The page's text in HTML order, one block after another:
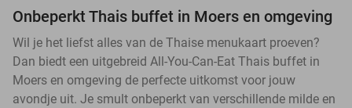
Onbeperkt Thais buffet in Moers en omgeving
Wil je het liefst alles van de Thaise menukaart proeven?
Dan biedt een uitgebreid All-You-Can-Eat Thais buffet in
Moers en omgeving de perfecte uitkomst voor jouw
avondje uit. Je smult onbeperkt van verschillende milde en